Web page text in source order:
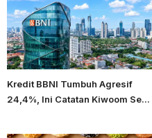
Kredit BBNI Tumbuh Agresif
24,4%, Ini Catatan Kiwoom Se...